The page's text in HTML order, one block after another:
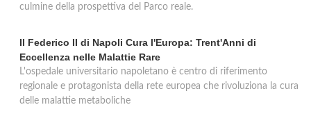
culmine della prospettiva del Parco reale.
Il Federico II di Napoli Cura l'Europa: Trent'Anni di
Eccellenza nelle Malattie Rare
L'ospedale universitario napoletano è centro di riferimento
regionale e protagonista della rete europea che rivoluziona la cura
delle malattie metaboliche